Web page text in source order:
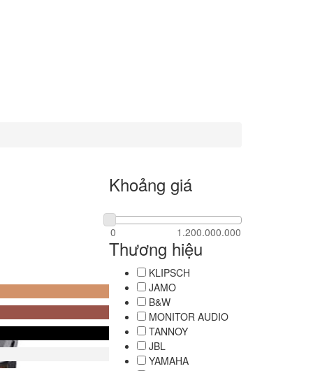
Khoảng giá
Thương hiệu
KLIPSCH
JAMO
B&W
MONITOR AUDIO
TANNOY
JBL
YAMAHA